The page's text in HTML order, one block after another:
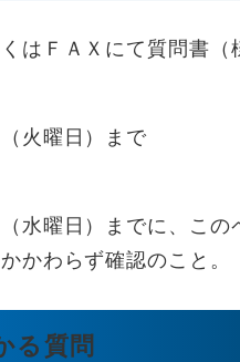
はＦＡＸにて質問書（
火曜日）まで
曜日）までに、この
かわらず確認のこと。
る質問